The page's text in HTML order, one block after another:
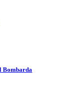
Bombarda